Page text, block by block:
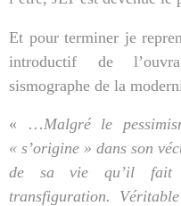
Et pour terminer je
introductif de
sismographe de la
« …Malgré le
« s’origine » dans son
de sa vie qu’il fait
transfiguration.